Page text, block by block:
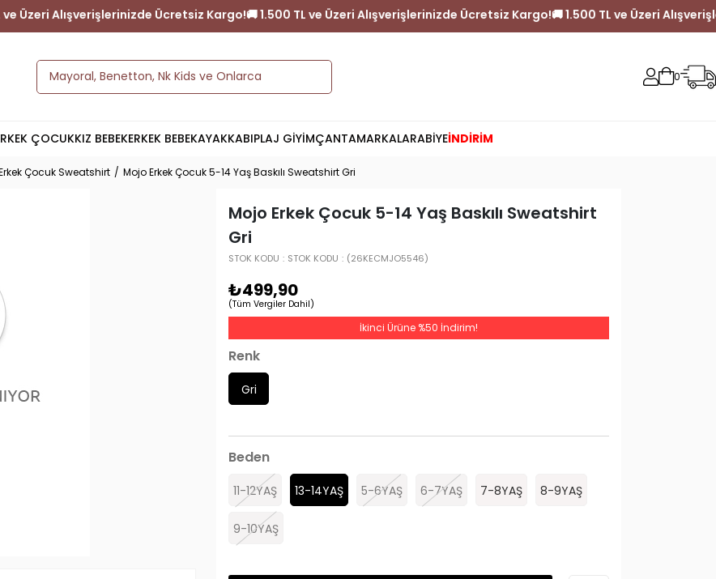
🚚 1.500 TL ve Üzeri Alışverişlerinizde Ücretsiz Kargo!🚚 1.500 TL ve Üzeri Alışverişlerinizde Ücretsiz Kargo!🚚 1.500 TL ve
0
ÇOCUKKIZ BEBEKERKEK BEBEKAYAKKABIPLAJ GİYİMÇANTAMARKALARABİYEİNDİRİM
Çocuk Sweatshirt Mojo Erkek Çocuk 5-14 Yaş Baskılı Sweatshirt Gri
Mojo Erkek Çocuk 5-14 Yaş Baskılı Sweatshirt
Gri
(26KECMJO5546)
STOK KODU STOK KODU
₺499,90
(Tüm Vergiler Dahil)
İkinci Ürüne %50 İndirim!
Renk
Gri
Beden
11-12YAŞ 13-14YAŞ 5-6YAŞ 6-7YAŞ 7-8YAŞ 8-9YAŞ
9-10YAŞ